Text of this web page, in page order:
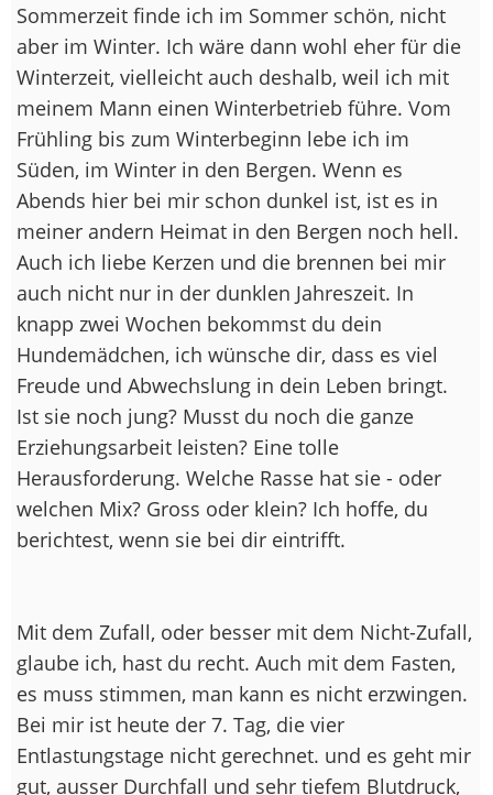
Sommerzeit finde ich im Sommer schön, nicht
aber im Winter. Ich wäre dann wohl eher für die
Winterzeit, vielleicht auch deshalb, weil ich mit
meinem Mann einen Winterbetrieb führe. Vom
Frühling bis zum Winterbeginn lebe ich im
Süden, im Winter in den Bergen. Wenn es
Abends hier bei mir schon dunkel ist, ist es in
meiner andern Heimat in den Bergen noch hell.
Auch ich liebe Kerzen und die brennen bei mir
auch nicht nur in der dunklen Jahreszeit. In
knapp zwei Wochen bekommst du dein
Hundemädchen, ich wünsche dir, dass es viel
Freude und Abwechslung in dein Leben bringt.
Ist sie noch jung? Musst du noch die ganze
Erziehungsarbeit leisten? Eine tolle
Herausforderung. Welche Rasse hat sie - oder
welchen Mix? Gross oder klein? Ich hoffe, du
berichtest, wenn sie bei dir eintrifft.
Mit dem Zufall, oder besser mit dem Nicht-Zufall,
glaube ich, hast du recht. Auch mit dem Fasten,
es muss stimmen, man kann es nicht erzwingen.
Bei mir ist heute der 7. Tag, die vier
Entlastungstage nicht gerechnet. und es geht mir
gut, ausser Durchfall und sehr tiefem Blutdruck,